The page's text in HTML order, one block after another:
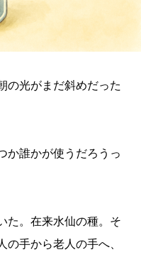
の光がまだ斜めだった
か誰かが使うだろうっ
た。在来水仙の種。そ
手から老人の手へ、